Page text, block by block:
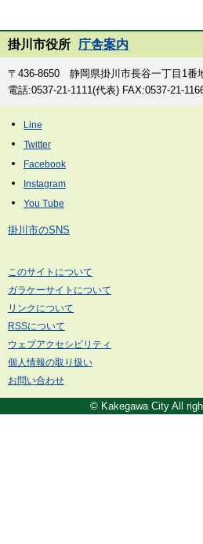
掛川市役所 庁舎案内
〒436-8650 静岡県掛川市長谷一丁目1番
電話:0537-21-1111(代表) FAX:0537-21-
掛川市のSNS
このサイトについて
ガラケーサイトについて
リンクについて
RSSについて
ウェブアクセシビリティ
個人情報の取り扱い
お問い合わせ
© Kakegawa City All